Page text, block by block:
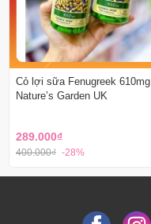
Cỏ lợi sữa Fenugreek 610mg
Nature’s Garden UK
289.000₫
400.000₫ -28%